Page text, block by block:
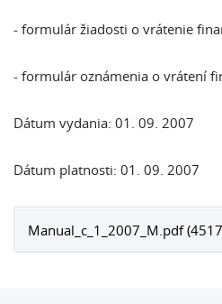
- formulár žiadosti o vrátenie
- formulár oznámenia o vrátení
Dátum vydania: 01. 09. 2007
Dátum platnosti: 01. 09. 2007
Manual_c_1_2007_M.pdf